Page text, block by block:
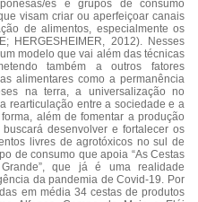
es e grupos de consumo
visam criar ou aperfeiçoar canais
de alimentos, especialmente os
HERGESHEIMER, 2012). Nesses
modelo que vai além das técnicas
também a outros fatores
alimentares como a permanência
na terra, a universalização no
rearticulação entre a sociedade e a
além de fomentar a produção
desenvolver e fortalecer os
livres de agrotóxicos no sul de
de consumo que apoia “As Cestas
que já é uma realidade
da pandemia de Covid-19. Por
em média 34 cestas de produtos